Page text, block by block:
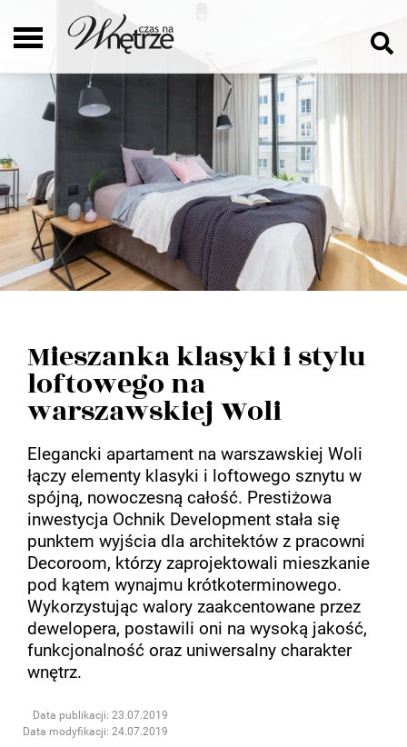
Mieszanka klasyki i stylu
loftowego na
warszawskiej Woli
Elegancki apartament na warszawskiej Woli
łączy elementy klasyki i loftowego sznytu w
spójną, nowoczesną całość. Prestiżowa
inwestycja Ochnik Development stała się
punktem wyjścia dla architektów z pracowni
Decoroom, którzy zaprojektowali mieszkanie
pod kątem wynajmu krótkoterminowego.
Wykorzystując walory zaakcentowane przez
dewelopera, postawili oni na wysoką jakość,
funkcjonalność oraz uniwersalny charakter
wnętrz.
Data publikacji: 23.07.2019
Data modyfikacji: 24.07.2019